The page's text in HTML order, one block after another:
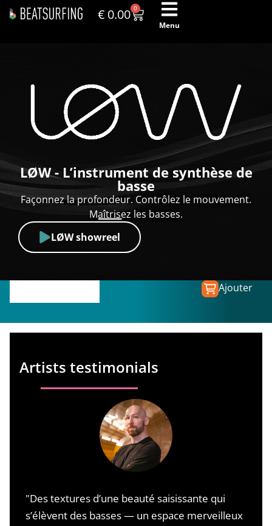
€ 0.00 0
Menu
LØW - L’instrument de synthèse de
basse
Façonnez la profondeur. Contrôlez le mouvement.
Maîtrisez les basses.
LØW showreel
Ajouter
Artists testimonials
"Des textures d’une beauté saisissante qui
s’élèvent des basses — un espace merveilleux